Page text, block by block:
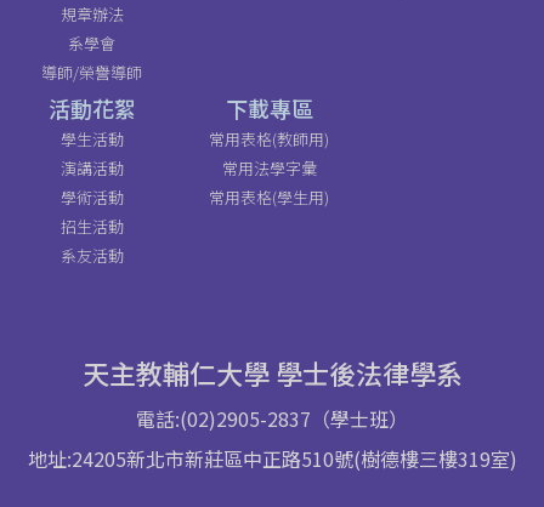
規章辦法
系學會
導師/榮譽導師
活動花絮
學生活動
演講活動
學術活動
招生活動
系友活動
下載專區
常用表格(教師用)
常用法學字彙
常用表格(學生用)
天主教輔仁大學 學士後法律學系
電話:(02)2905-2837（學士班）
地址:24205新北市新莊區中正路510號(樹德樓三樓319室)